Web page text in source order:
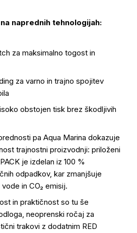
naprednih tehnologijah:
za maksimalno togost in
za varno in trajno spojitev
obstojen tisk brez škodljivih
pa Aqua Marina dokazuje
trajnostni proizvodnji: priloženi
je izdelan iz 100 %
odpadkov, kar zmanjšuje
in CO₂ emisij.
in praktičnost so tu še
neoprenski ročaj za
trakovi z dodatnim RED